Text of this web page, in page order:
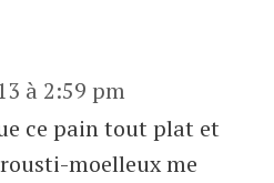
à 2:59 pm
ce pain tout plat et
moelleux me